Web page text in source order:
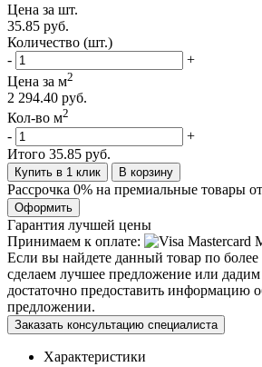
Цена за шт.
35.85 руб.
Количество (шт.)
-
+
Цена за м2
2 294.40 руб.
Кол-во м2
-
+
Итого 35.85 руб.
Купить в 1 клик В корзину
Рассрочка 0% на премиальные товары
Оформить
Гарантия лучшей цены
Принимаем к оплате:
Если вы найдете данный товар по
сделаем лучшее предложение или
достаточно предоставить информацию
предложении.
Заказать консультацию специалиста
Характеристики